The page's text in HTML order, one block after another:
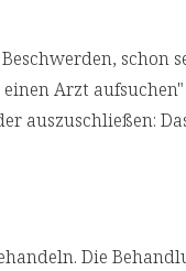
schon
Arzt
auszuschließen:
Die